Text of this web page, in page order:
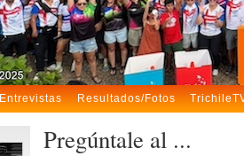
Entrevistas Resultados/Fotos
Pregúntale al ...